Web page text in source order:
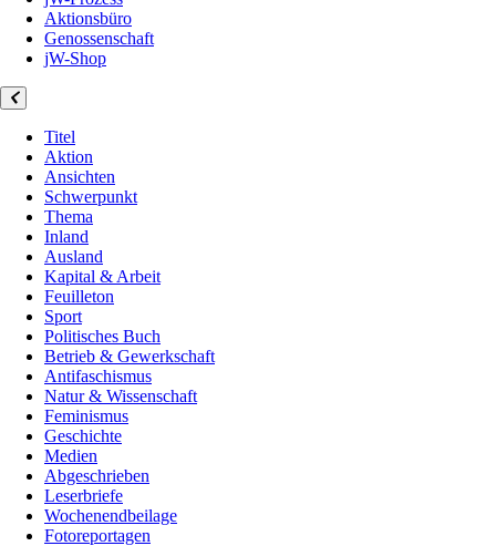
Aktionsbüro
Genossenschaft
jW-Shop
Titel
Aktion
Ansichten
Schwerpunkt
Thema
Inland
Ausland
Kapital & Arbeit
Feuilleton
Sport
Politisches Buch
Betrieb & Gewerkschaft
Antifaschismus
Natur & Wissenschaft
Feminismus
Geschichte
Medien
Abgeschrieben
Leserbriefe
Wochenendbeilage
Fotoreportagen